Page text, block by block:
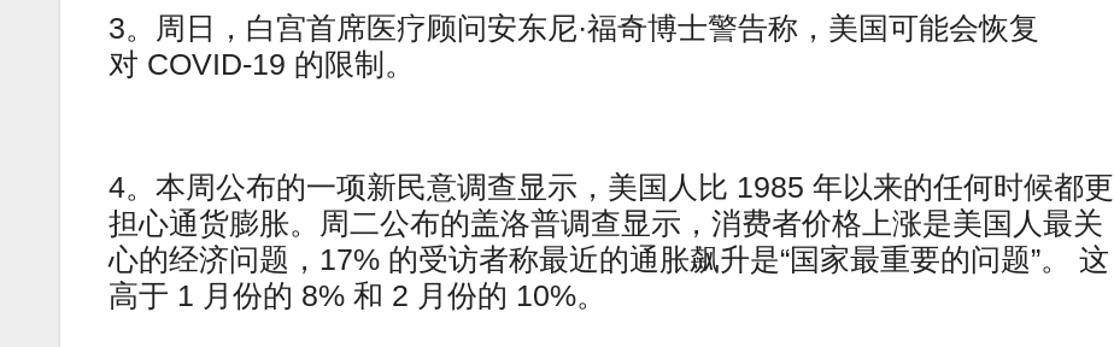
3。周日，白宫首席医疗顾问安东尼·福奇博士警告称，美国可能会恢复
对 COVID-19 的限制。
4。本周公布的一项新民意调查显示，美国人比 1985 年以来的任何时候都更
担心通货膨胀。周二公布的盖洛普调查显示，消费者价格上涨是美国人最关
心的经济问题，17% 的受访者称最近的通胀飙升是“国家最重要的问题”。 这
高于 1 月份的 8% 和 2 月份的 10%。